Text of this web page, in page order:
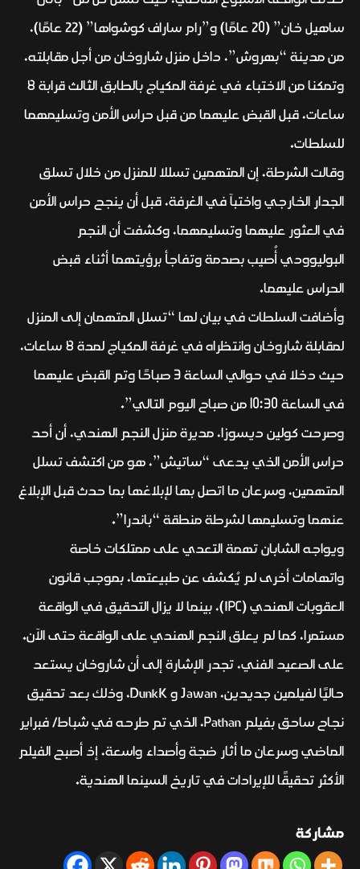
ساهيل خان” (20 عامًا) و”رام ساراف كوشواها” (22 عامًا)،
من مدينة “بهروش”، داخل منزل شاروخان من أجل مقابلته،
وتمكنا من الاختباء في غرفة المكياج بالطابق الثالث قرابة 8
ساعات، قبل القبض عليهما من قبل حراس الأمن وتسليمهما
للسلطات.
وقالت الشرطة، إن المتهمين تسللا للمنزل من خلال تسلق
الجدار الخارجي واختبآ في الغرفة، قبل أن ينجح حراس الأمن
في العثور عليهما وتسليمهما، وكشفت أن النجم
البوليوودي أُصيب بصدمة وتفاجأ برؤيتهما أثناء قبض
الحراس عليهما.
وأضافت السلطات في بيان لها “تسلل المتهمان إلى المنزل
لمقابلة شاروخان وانتظراه في غرفة المكياج لمدة 8 ساعات،
حيث دخلا في حوالي الساعة 3 صباحًا وتم القبض عليهما
في الساعة 10:30 من صباح اليوم التالي”.
وصرحت كولين ديسوزا، مديرة منزل النجم الهندي، أن أحد
حراس الأمن الذي يدعى “ساتيش”، هو من اكتشف تسلل
المتهمين، وسرعان ما اتصل بها لإبلاغها بما حدث قبل الإبلاغ
عنهما وتسليمها لشرطة منطقة “باندرا”.
ويواجه الشابان تهمة التعدي على ممتلكات خاصة
واتهامات أخرى لم يُكشف عن طبيعتها، بموجب قانون
العقوبات الهندي (IPC)، بينما لا يزال التحقيق في الواقعة
مستمرا، كما لم يعلق النجم الهندي على الواقعة حتى الآن.
على الصعيد الفني، تجدر الإشارة إلى أن شاروخان يستعد
حاليًا لفيلمين جديدين، Jawan و DunkK، وذلك بعد تحقيق
نجاح ساحق بفيلم Pathan، الذي تم طرحه في شباط/ فبراير
الماضي وسرعان ما أثار ضجة وأصداء واسعة، إذ أصبح الفيلم
الأكثر تحقيقًا للإيرادات في تاريخ السينما الهندية.
مشاركة